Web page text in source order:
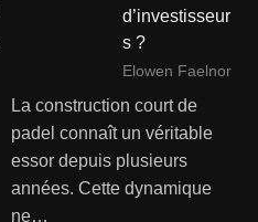
d’investisseur
s ?
Elowen Faelnor
La construction court de
padel connaît un véritable
essor depuis plusieurs
années. Cette dynamique
ne…